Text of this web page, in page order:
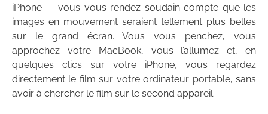
iPhone — vous vous rendez soudain compte que les
images en mouvement seraient tellement plus belles
sur le grand écran. Vous vous penchez, vous
approchez votre MacBook, vous l’allumez et, en
quelques clics sur votre iPhone, vous regardez
directement le film sur votre ordinateur portable, sans
avoir à chercher le film sur le second appareil.